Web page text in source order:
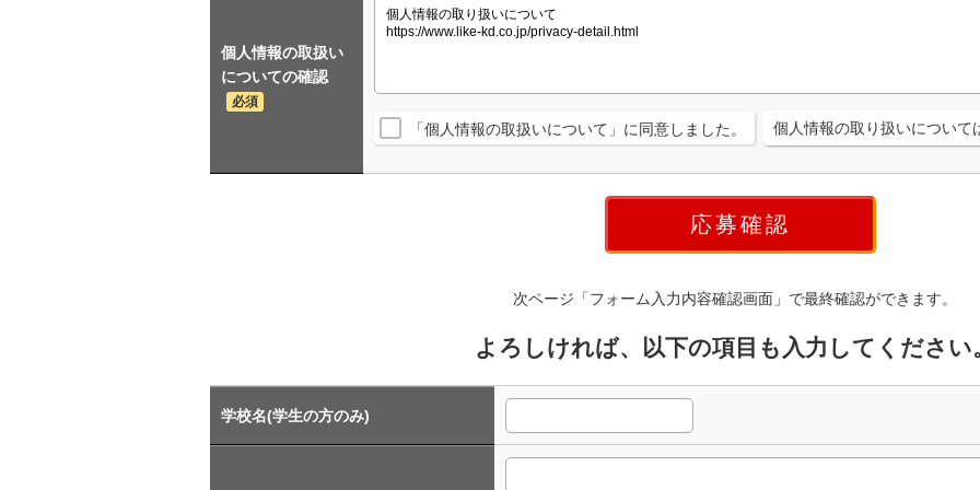
個人情報の取扱い
についての確認
必須
「個人情報の取扱いについて」に同意しました。 個人情報の取り扱いについて
次ページ「フォーム入力内容確認画面」で最終確認ができます。
よろしければ、以下の項目も入力してください
学校名(学生の方のみ)